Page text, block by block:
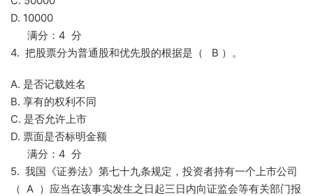
D. 10000
满分：4 分
4. 把股票分为普通股和优先股的根据是（ B ）。
A. 是否记载姓名
B. 享有的权利不同
C. 是否允许上市
D. 票面是否标明金额
满分：4 分
5. 我国《证券法》第七十九条规定，投资者持有一个上市公司
（ A ）应当在该事实发生之日起三日内向证监会等有关部门报